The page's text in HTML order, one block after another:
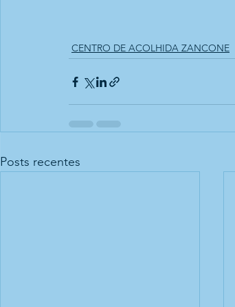
CENTRO DE ACOLHIDA ZANCONE
Posts recentes